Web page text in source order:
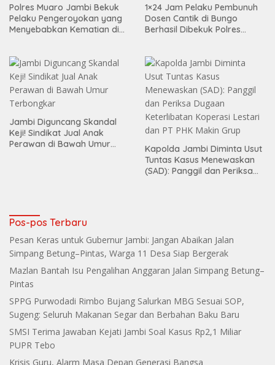
Polres Muaro Jambi Bekuk
Pelaku Pengeroyokan yang
Menyebabkan Kematian di
1×24 Jam Pelaku Pembunuh
Dosen Cantik di Bungo
Berhasil Dibekuk Polres
Jambi Diguncang Skandal
Keji! Sindikat Jual Anak
Perawan di Bawah Umur
Kapolda Jambi Diminta Usut
Tuntas Kasus Menewaskan
(SAD): Panggil dan Periksa
Pos-pos Terbaru
Pesan Keras untuk Gubernur Jambi: Jangan Abaikan Jalan
Simpang Betung–Pintas, Warga 11 Desa Siap Bergerak
Mazlan Bantah Isu Pengalihan Anggaran Jalan Simpang Betung–
Pintas
SPPG Purwodadi Rimbo Bujang Salurkan MBG Sesuai SOP,
Sugeng: Seluruh Makanan Segar dan Berbahan Baku Baru
SMSI Terima Jawaban Kejati Jambi Soal Kasus Rp2,1 Miliar
PUPR Tebo
Krisis Guru, Alarm Masa Depan Generasi Bangsa